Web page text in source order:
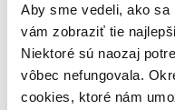
Aby sme vedeli, ako sa
vám zobraziť tie
Niektoré sú naozaj
vôbec nefungovala.
cookies, ktoré nám
Na sklade 1 ks
Túto knihu máme síce
posledné kusy. Ak ju
Dodanie ďalších
Pridať do zoznamu
Vložiť do košíka